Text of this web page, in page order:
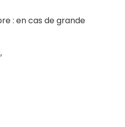
: en cas de grande